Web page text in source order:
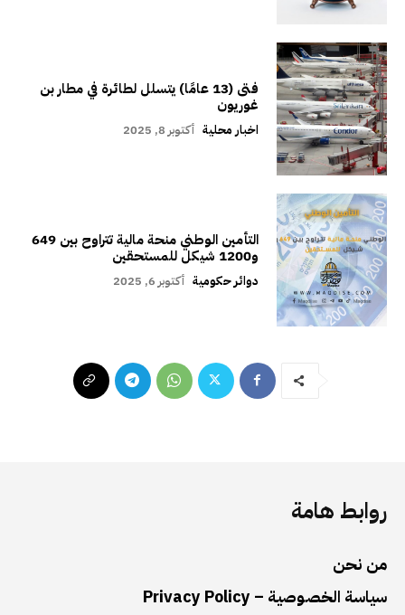
فتى (13 عامًا) يتسلل لطائرة في مطار بن
غوريون
اخبار محلية أكتوبر 8, 2025
التأمين الوطني منحة مالية تتراوح بين 649
و1200 شيكل للمستحقين
دوائر حكومية أكتوبر 6, 2025
روابط هامة
من نحن
سياسة الخصوصية – Privacy Policy